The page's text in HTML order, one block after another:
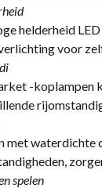
helderheid
voor
-koplampen
met waterdichte
spelen